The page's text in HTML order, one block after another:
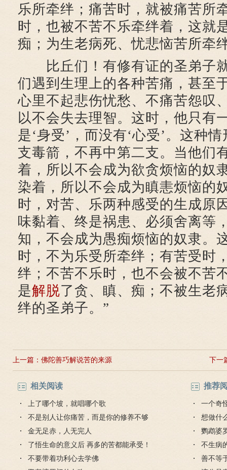
乐所牵绊；痛苦时，就被痛苦所
时，也被不苦不乐牵绊着，这就
痴；为生老病死、忧悲恼苦所牵
比丘们！有修有证的圣弟子
们遇到生理上的各种苦痛，甚至
心里不起悲伤忧愁、不痛苦怨叹
以不会失去理智。这时，他只有
是‘身受’，而没有‘心受’。这种
支毒箭，不再中第二支。当他们
着，所以不会成为欲贪烦恼的奴
染着，所以不会成为瞋恚烦恼的
时，对苦、乐两种感受的生成原
味黏着、终是祸患、必须舍离等
知，不会成为愚痴烦恼的奴隶。
时，不为乐受所牵绊；有苦受时
绊；不苦不乐时，也不会被不苦
是解脱了贪、瞋、痴；不被生老
绊的圣弟子。”
上一篇： 佛陀善巧解说苦的来源 下一
相关阅读
上了哪个坡，就唱哪个歌
不是别人让你痛苦，而是你的修养不够
金无足赤，人无完人
了悟生命的意义后 再多的苦都能承受！
不要带着功利心去学佛
推荐
一个奇
想做什
鹦鹉婆
不生病
善不等